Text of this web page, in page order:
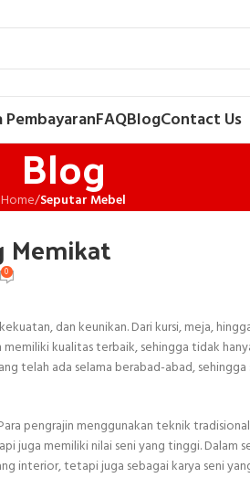
PembayaranFAQBlogContact Us
Blog
Home/Seputar Mebel
Memikat
0
dan keunikan. Dari kursi, meja,
kualitas terbaik, sehingga tidak
telah ada selama berabad-abad,
pengrajin menggunakan teknik
juga memiliki nilai seni yang tinggi. Dalam
interior, tetapi juga sebagai karya seni